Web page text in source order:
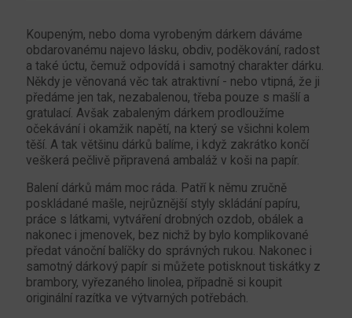
Koupeným, nebo doma vyrobeným dárkem dáváme
obdarovanému najevo lásku, obdiv, poděkování, radost
a také úctu, čemuž odpovídá i samotný charakter dárku.
Někdy je věnovaná věc tak atraktivní - nebo vtipná, že ji
předáme jen tak, nezabalenou, třeba pouze s mašlí a
gratulací. Avšak zabaleným dárkem prodloužíme
očekávání i okamžik napětí, na který se všichni kolem
těší. A tak většinu dárků balíme, i když zakrátko končí
veškerá pečlivě připravená ambaláž v koši na papír.
Balení dárků mám moc ráda. Patří k němu zručně
poskládané mašle, nejrůznější styly skládání papíru,
práce s látkami, vytváření drobných ozdob, obálek a
nakonec i jmenovek, bez nichž by bylo komplikované
předat vánoční balíčky do správných rukou. Nakonec i
samotný dárkový papír si můžete potisknout tiskátky z
brambory, vyřezaného linolea, případně si koupit
originální razítka ve výtvarných potřebách.